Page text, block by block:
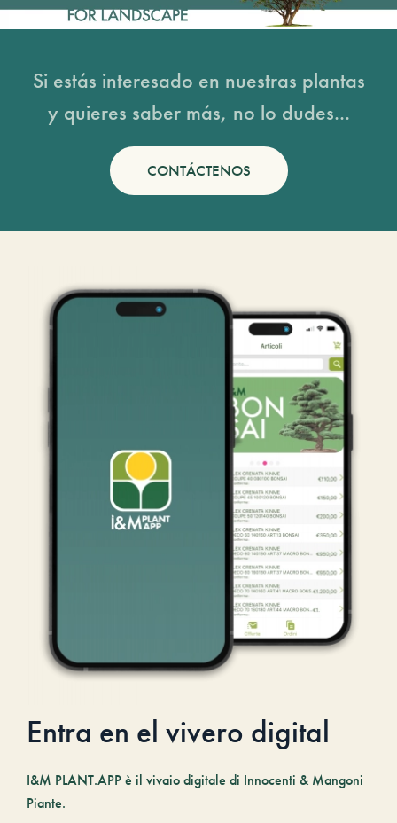
Si estás interesado en nuestras plantas
y quieres saber más, no lo dudes...
CONTÁCTENOS
Entra en el vivero digital
I&M PLANT.APP è il vivaio digitale di Innocenti & Mangoni
Piante.